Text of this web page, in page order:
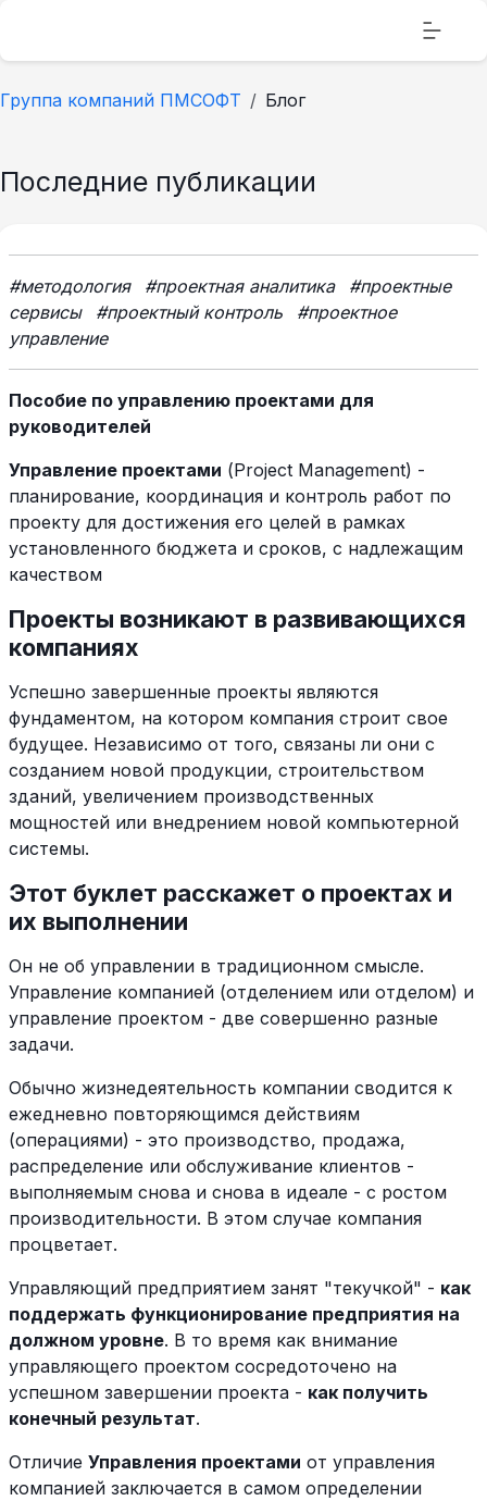
Группа компаний ПМСОФТ Блог
Последние публикации
#методология #проектная аналитика
#проектные
сервисы
#проектный контроль
#проектное
управление
Пособие по управлению проектами для
руководителей
Управление проектами (Project Management) -
планирование, координация и контроль работ по
проекту для достижения его целей в рамках
установленного бюджета и сроков, с надлежащим
качеством
Проекты возникают в развивающихся
компаниях
Успешно завершенные проекты являются
фундаментом, на котором компания строит свое
будущее. Независимо от того, связаны ли они с
созданием новой продукции, строительством
зданий, увеличением производственных
мощностей или внедрением новой компьютерной
системы.
Этот буклет расскажет о проектах и
их выполнении
Он не об управлении в традиционном смысле.
Управление компанией (отделением или отделом) и
управление проектом - две совершенно разные
задачи.
Обычно жизнедеятельность компании сводится к
ежедневно повторяющимся действиям
(операциями) - это производство, продажа,
распределение или обслуживание клиентов -
выполняемым снова и снова в идеале - с ростом
производительности. В этом случае компания
процветает.
Управляющий предприятием занят "текучкой" - как
поддержать функционирование предприятия на
должном уровне. В то время как внимание
управляющего проектом сосредоточено на
успешном завершении проекта - как получить
конечный результат.
Отличие Управления проектами от управления
компанией заключается в самом определении